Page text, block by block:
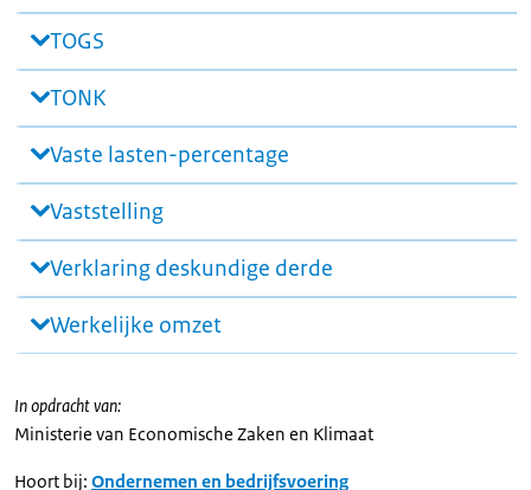
TOGS
TONK
Vaste lasten-percentage
Vaststelling
Verklaring deskundige derde
Werkelijke omzet
In opdracht van:
Ministerie van Economische Zaken en Klimaat
Hoort bij: Ondernemen en bedrijfsvoering